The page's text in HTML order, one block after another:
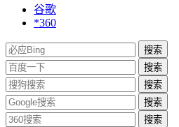
谷歌
*360
搜索
搜索
搜索
搜索
搜索